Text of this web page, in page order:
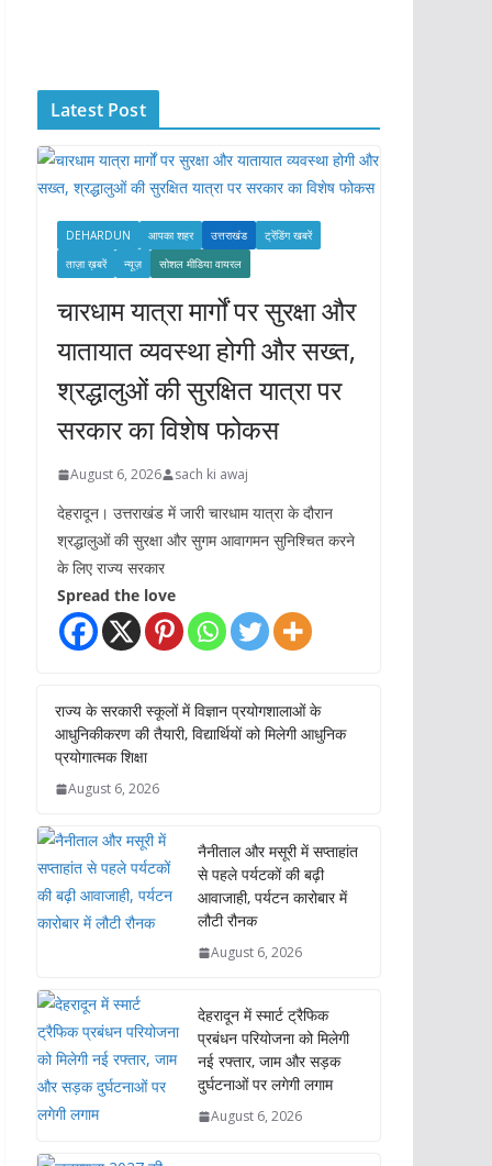
e
s
Latest Post
DEHARDUN आपका शहर उत्तराखंड
ट्रेंडिंग खबरें
ताज़ा ख़बरें
न्यूज़ सोशल मीडिया वायरल
चारधाम यात्रा मार्गों पर सुरक्षा और
यातायात व्यवस्था होगी और सख्त,
श्रद्धालुओं की सुरक्षित यात्रा पर
सरकार का विशेष फोकस
August 6, 2026 sach ki awaj
देहरादून। उत्तराखंड में जारी चारधाम यात्रा के दौरान
श्रद्धालुओं की सुरक्षा और सुगम आवागमन सुनिश्चित करने
के लिए राज्य सरकार
Spread the love
राज्य के सरकारी स्कूलों में विज्ञान प्रयोगशालाओं के
आधुनिकीकरण की तैयारी, विद्यार्थियों को मिलेगी आधुनिक
प्रयोगात्मक शिक्षा
August 6, 2026
नैनीताल और मसूरी में सप्ताहांत
से पहले पर्यटकों की बढ़ी
आवाजाही, पर्यटन कारोबार में
लौटी रौनक
August 6, 2026
देहरादून में स्मार्ट ट्रैफिक
प्रबंधन परियोजना को मिलेगी
नई रफ्तार, जाम और सड़क
दुर्घटनाओं पर लगेगी लगाम
August 6, 2026